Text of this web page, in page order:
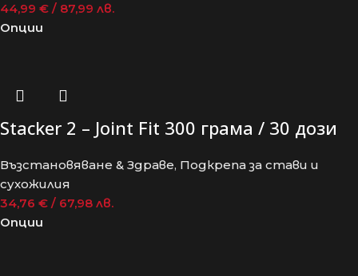
44,99 € / 87,99 лв.
Опции
Stacker 2 – Joint Fit 300 грама / 30 дози
Възстановяване & Здраве, Подкрепа за стави и
сухожилия
34,76 € / 67,98 лв.
Опции